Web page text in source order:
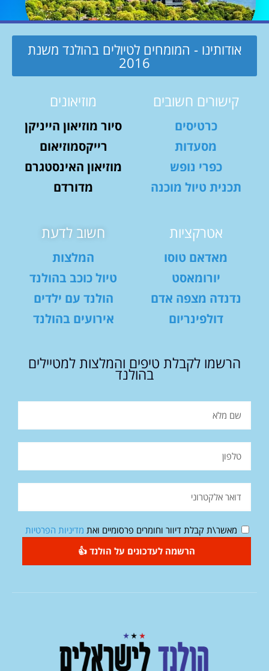
אודותינו - המומחים לטיולים בהולנד משנת
2016
קישורים חשובים
כרטיסים
מסעדות
כפרי נופש
תכנית טיול מוכנה
מוזיאונים
סיור מוזיאון הייניקן
רייקסמוזיאום
מוזיאון האינסטגרם
מדורדם
אטרקציות
מאדאם טוסו
יורומאסט
נדנדה מצפה אדם
דולפינריום
חשוב לדעת
המלצות
טיול כוכב בהולנד
הולנד עם ילדים
אירועים בהולנד
הרשמו לקבלת טיפים והמלצות למטיילים
בהולנד
מאשר\ת קבלת דיוור וחומרים פרסומיים ואת מדיניות הפרטיות
הרשמה לעדכונים על הולנד 👍